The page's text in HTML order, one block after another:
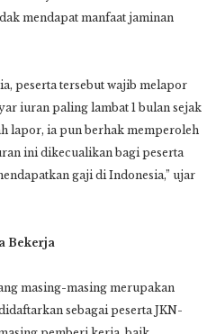
mendapat manfaat jaminan
peserta tersebut wajib melapor
iuran paling lambat 1 bulan sejak
lapor, ia pun berhak memperoleh
ini dikecualikan bagi peserta
gaji di Indonesia,” ujar
Bekerja
masing-masing merupakan
sebagai peserta JKN-